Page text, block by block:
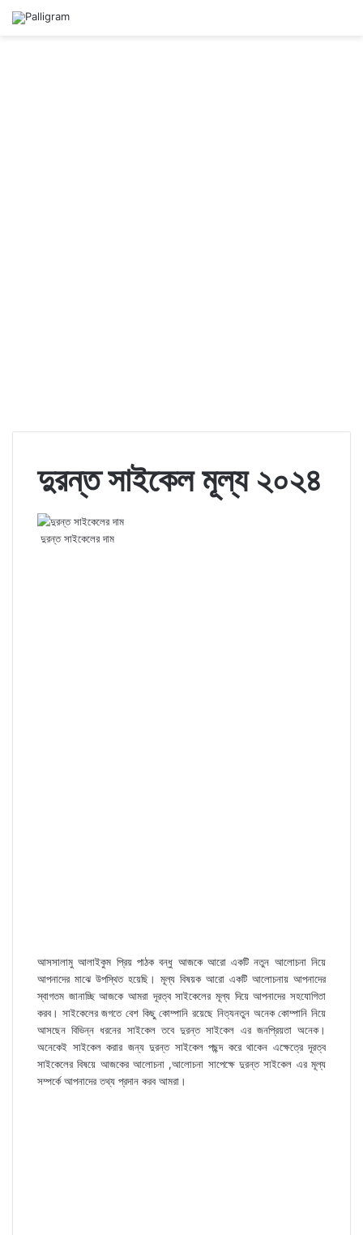
দুরন্ত সাইকেল মূল্য ২০২৪
দুরন্ত সাইকেলের দাম
আসসালামু আলাইকুম প্রিয় পাঠক বন্ধু আজকে আরো একটি নতুন আলোচনা নিয়ে
আপনাদের মাঝে উপস্থিত হয়েছি। মূল্য বিষয়ক আরো একটি আলোচনায় আপনাদের
স্বাগতম জানাচ্ছি আজকে আমরা দূরত্ব সাইকেলের মূল্য দিয়ে আপনাদের সহযোগিতা
করব। সাইকেলের জগতে বেশ কিছু কোম্পানি রয়েছে নিত্যনতুন অনেক কোম্পানি নিয়ে
আসছেন বিভিন্ন ধরনের সাইকেল তবে দুরন্ত সাইকেল এর জনপ্রিয়তা অনেক।
অনেকেই সাইকেল করার জন্য দুরন্ত সাইকেল পছন্দ করে থাকেন এক্ষেত্রে দূরত্ব
সাইকেলের বিষয়ে আজকের আলোচনা ,আলোচনা সাপেক্ষে দুরন্ত সাইকেল এর মূল্য
সম্পর্কে আপনাদের তথ্য প্রদান করব আমরা।